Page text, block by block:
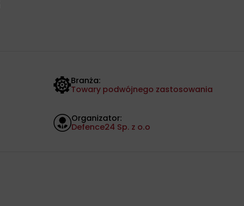
Branża:
Towary podwójnego zastosowania
Organizator:
Defence24 Sp. z o.o